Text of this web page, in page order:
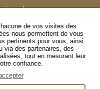
de vos visites des
nous permettent de vous
pertinents pour vous, ainsi
via des partenaires, des
tout en mesurant leur
confiance.